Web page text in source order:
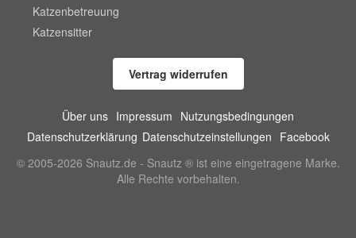
Katzenbetreuung
Katzensitter
Vertrag widerrufen
Über uns Impressum Nutzungsbedingungen
Datenschutzerklärung Datenschutzeinstellungen Facebook
© 2005-2026 Snautz.de - Snautz ® ist eine eingetragene Marke.
Alle Rechte vorbehalten.